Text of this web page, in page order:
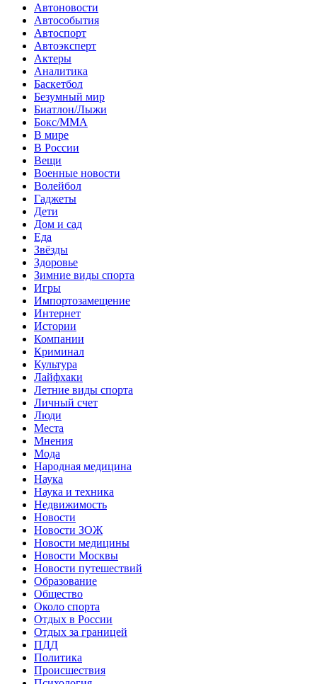
Автоновости
Автособытия
Автоспорт
Автоэксперт
Актеры
Аналитика
Баскетбол
Безумный мир
Биатлон/Лыжи
Бокс/MMA
В мире
В России
Вещи
Военные новости
Волейбол
Гаджеты
Дети
Дом и сад
Еда
Звёзды
Здоровье
Зимние виды спорта
Игры
Импортозамещение
Интернет
Истории
Компании
Криминал
Культура
Лайфхаки
Летние виды спорта
Личный счет
Люди
Места
Мнения
Мода
Народная медицина
Наука
Наука и техника
Недвижимость
Новости
Новости ЗОЖ
Новости медицины
Новости Москвы
Новости путешествий
Образование
Общество
Около спорта
Отдых в России
Отдых за границей
ПДД
Политика
Происшествия